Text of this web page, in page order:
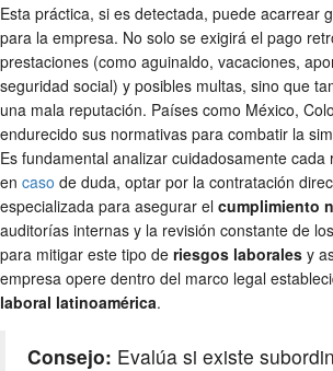
Esta práctica, si es detectada, puede acarrear
para la empresa. No solo se exigirá el pago
prestaciones (como aguinaldo, vacaciones,
seguridad social) y posibles multas, sino que
una mala reputación. Países como México,
endurecido sus normativas para combatir la
Es fundamental analizar cuidadosamente cada
en caso de duda, optar por la contratación
especializada para asegurar el cumplimiento
auditorías internas y la revisión constante de
para mitigar este tipo de riesgos laborales y
empresa opere dentro del marco legal
laboral latinoamérica.
Consejo: Evalúa si existe